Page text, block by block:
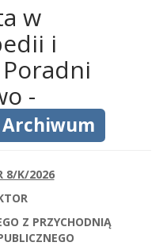
w
i
-
Archiwum
8/K/2026
Z PRZYCHODNIĄ